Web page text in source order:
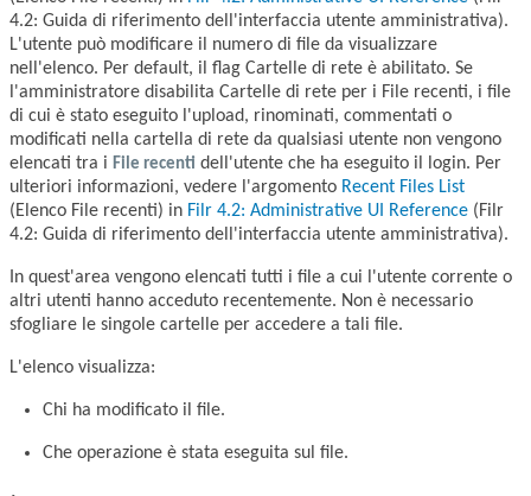
4.2: Guida di riferimento dell'interfaccia utente amministrativa).
L'utente può modificare il numero di file da visualizzare
nell'elenco. Per default, il flag Cartelle di rete è abilitato. Se
l'amministratore disabilita Cartelle di rete per i File recenti, i file
di cui è stato eseguito l'upload, rinominati, commentati o
modificati nella cartella di rete da qualsiasi utente non vengono
elencati tra i File recenti dell'utente che ha eseguito il login. Per
ulteriori informazioni, vedere l'argomento Recent Files List
(Elenco File recenti) in Filr 4.2: Administrative UI Reference (Filr
4.2: Guida di riferimento dell'interfaccia utente amministrativa).
In quest'area vengono elencati tutti i file a cui l'utente corrente o
altri utenti hanno acceduto recentemente. Non è necessario
sfogliare le singole cartelle per accedere a tali file.
L'elenco visualizza:
Chi ha modificato il file.
Che operazione è stata eseguita sul file.